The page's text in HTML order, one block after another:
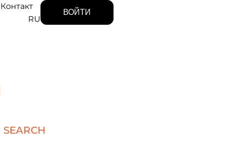
Контакт
RU
ВОЙТИ
SEARCH